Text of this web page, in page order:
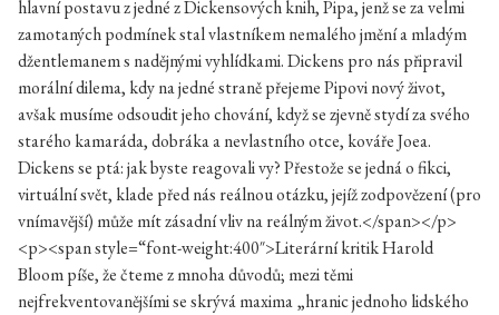
hlavní postavu z jedné z Dickensových knih, Pipa, jenž se za velmi
zamotaných podmínek stal vlastníkem nemalého jmění a mladým
džentlemanem s nadějnými vyhlídkami. Dickens pro nás připravil
morální dilema, kdy na jedné straně přejeme Pipovi nový život,
avšak musíme odsoudit jeho chování, když se zjevně stydí za svého
starého kamaráda, dobráka a nevlastního otce, kováře Joea.
Dickens se ptá: jak byste reagovali vy? Přestože se jedná o fikci,
virtuální svět, klade před nás reálnou otázku, jejíž zodpovězení (pro
vnímavější) může mít zásadní vliv na reálným život.</span></p>
<p><span style=“font-weight:400″>Literární kritik Harold
Bloom píše, že čteme z mnoha důvodů; mezi těmi
nejfrekventovanějšími se skrývá maxima „hranic jednoho lidského